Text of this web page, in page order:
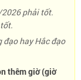
phải tốt.
hay Hắc đạo
thêm giờ (giờ